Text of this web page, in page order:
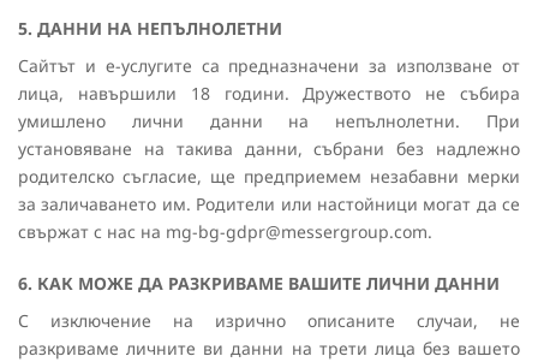
5. ДАННИ НА НЕПЪЛНОЛЕТНИ
Сайтът и е-услугите са предназначени за използване от
лица, навършили 18 години. Дружеството не събира
умишлено лични данни на непълнолетни. При
установяване на такива данни, събрани без надлежно
родителско съгласие, ще предприемем незабавни мерки
за заличаването им. Родители или настойници могат да се
свържат с нас на mg-bg-gdpr@messergroup.com.
6. КАК МОЖЕ ДА РАЗКРИВАМЕ ВАШИТЕ ЛИЧНИ ДАННИ
С изключение на изрично описаните случаи, не
разкриваме личните ви данни на трети лица без вашето